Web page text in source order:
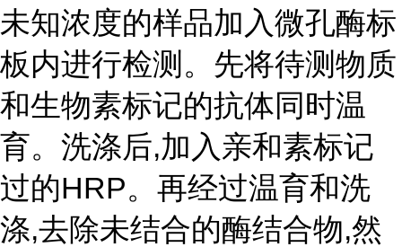
未知浓度的样品加入微孔酶标
板内进行检测。先将待测物质
和生物素标记的抗体同时温
育。洗涤后,加入亲和素标记
过的HRP。再经过温育和洗
涤,去除未结合的酶结合物,然